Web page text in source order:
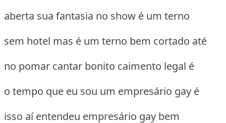
aberta sua fantasia no show é um terno
sem hotel mas é um terno bem cortado até
no pomar cantar bonito caimento legal é
o tempo que eu sou um empresário gay é
isso aí entendeu empresário gay bem